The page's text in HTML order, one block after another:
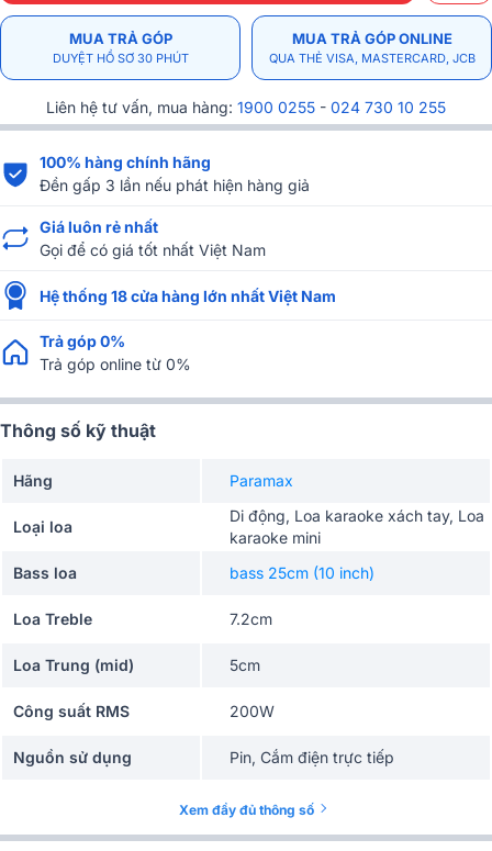
MUA TRẢ GÓP
DUYỆT HỒ SƠ 30 PHÚT
MUA TRẢ GÓP ONLINE
QUA THẺ VISA, MASTERCARD, JCB
Liên hệ tư vấn, mua hàng: 1900 0255 - 024 730 10 255
100% hàng chính hãng
Đền gấp 3 lần nếu phát hiện hàng giả
Giá luôn rẻ nhất
Gọi để có giá tốt nhất Việt Nam
Hệ thống 18 cửa hàng lớn nhất Việt Nam
Trả góp 0%
Trả góp online từ 0%
Thông số kỹ thuật
Hãng Paramax
Loại loa
Di động, Loa karaoke xách tay, Loa
karaoke mini
Bass loa
bass 25cm (10 inch)
Loa Treble 7.2cm
Loa Trung (mid) 5cm
Công suất RMS 200W
Nguồn sử dụng Pin, Cắm điện trực tiếp
Chip DSP
Xem đầy đủ thông số